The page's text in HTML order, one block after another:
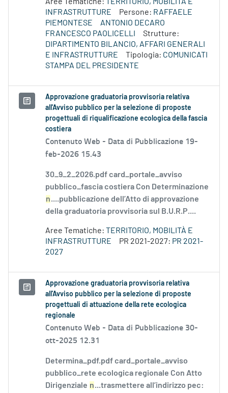
Aree Tematiche:
TERRITORIO, MOBILITÀ E
INFRASTRUTTURE
Persone: RAFFAELE
PIEMONTESE
ANTONIO DECARO
FRANCESCO PAOLICELLI
Strutture:
DIPARTIMENTO BILANCIO, AFFARI GENERALI
E INFRASTRUTTURE
Tipologia: COMUNICATI
STAMPA DEL PRESIDENTE
Approvazione graduatoria provvisoria relativa
all'Avviso pubblico per la selezione di proposte
progettuali di riqualificazione ecologica della fascia
costiera
Contenuto Web - Data di Pubblicazione 19-
feb-2026 15.43
30_9_2_2026.pdf card_portale_avviso
pubblico_fascia costiera Con Determinazione
n....pubblicazione dell’Atto di approvazione
della graduatoria provvisoria sul B.U.R.P....
Aree Tematiche: TERRITORIO, MOBILITÀ E
INFRASTRUTTURE
PR 2021-2027: PR 2021-
2027
Approvazione graduatoria provvisoria relativa
all'Avviso pubblico per la selezione di proposte
progettuali di attuazione della rete ecologica
regionale
Contenuto Web - Data di Pubblicazione 30-
ott-2025 12.31
Determina_pdf.pdf card_portale_avviso
pubblico_rete ecologica regionale Con Atto
Dirigenziale n...trasmettere all’indirizzo pec: